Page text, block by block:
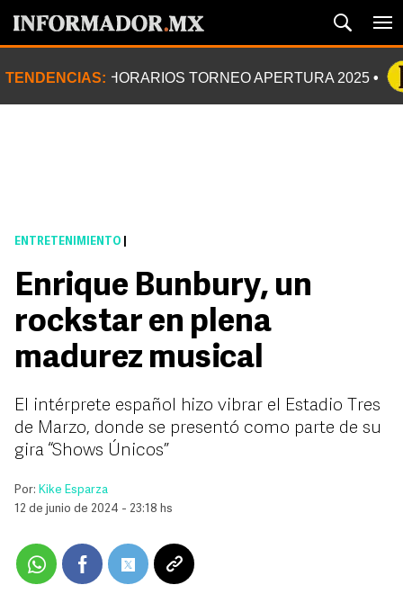
TENDENCIAS: HORARIOS TORNEO APERTURA 2025
ENTRETENIMIENTO
Enrique Bunbury, un
rockstar en plena
madurez musical
El intérprete español hizo vibrar el Estadio Tres
de Marzo, donde se presentó como parte de su
gira “Shows Únicos”
Por: Kike Esparza
12 de junio de 2024 - 23:18 hs